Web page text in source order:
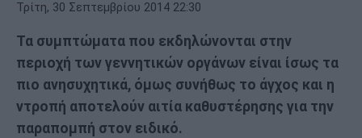
Τρίτη, 30 Σεπτεμβρίου 2014 22:30
Τα συμπτώματα που εκδηλώνονται στην
περιοχή των γεννητικών οργάνων είναι ίσως τα
πιο ανησυχητικά, όμως συνήθως το άγχος και η
ντροπή αποτελούν αιτία καθυστέρησης για την
παραπομπή στον ειδικό.